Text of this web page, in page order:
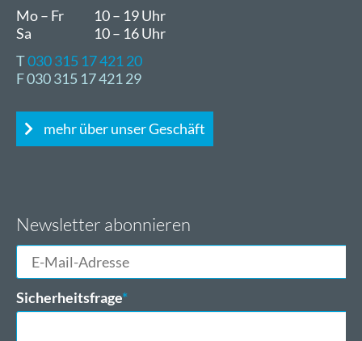
Mo – Fr
10 – 19 Uhr
Sa
10 – 16 Uhr
T030 315 17 421 20
F 030 315 17 421 29
mehr über unser Geschäft
Newsletter abonnieren
E-
Mail-
Adresse
Pflichtfeld
Sicherheitsfrage*